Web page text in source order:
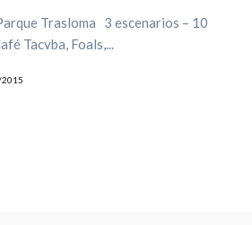
Trasloma 3 escenarios – 10
Tacvba, Foals,...